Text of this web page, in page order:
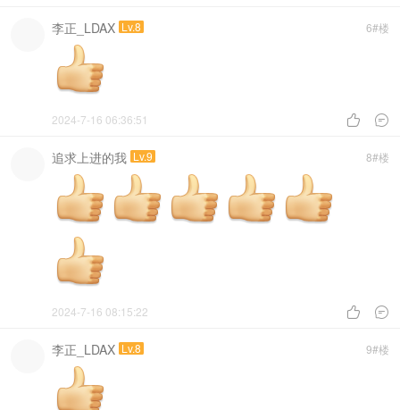
6#楼
李正_LDAX Lv.8
 
2024-7-16 06:36:51
8#楼
追求上进的我 Lv.9
 
2024-7-16 08:15:22
9#楼
李正_LDAX Lv.8